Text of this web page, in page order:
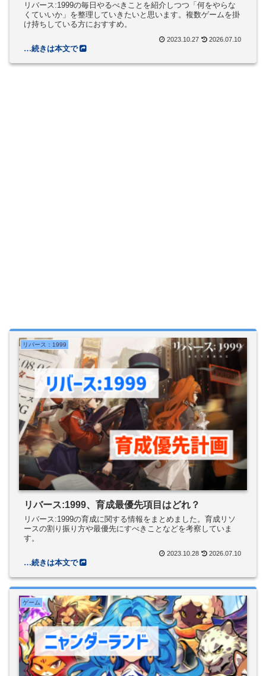
リバース:1999の毎日やるべきことを紹介しつつ「何をやらな
くていいか」を整理していきたいと思います。複数ゲームを掛
け持ちしている方におすすめ。
2023.10.27 2026.07.10
リバース：1999
リバース:1999、育成最優先項目はどれ？
リバース:1999の育成に関する情報をまとめました。育成リソ
ースの割り振り方や最優先にすべきことなどを考察していま
す。
2023.10.28 2026.07.10
ゲーム